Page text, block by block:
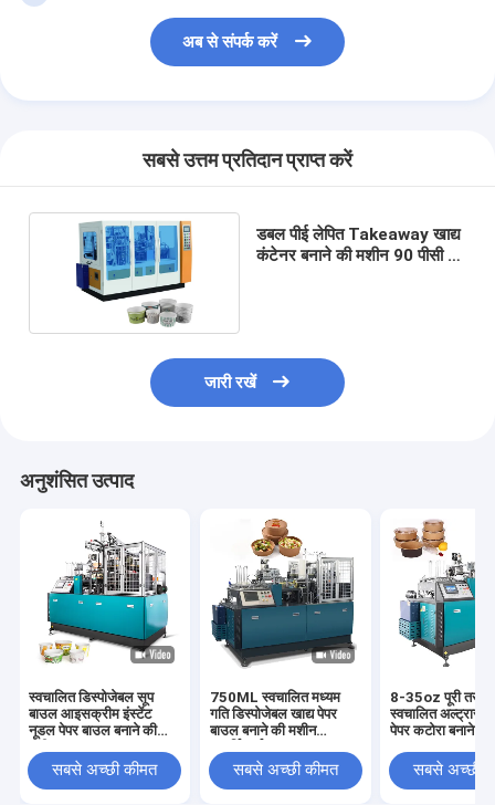
अब से संपर्क करें
सबसे उत्तम प्रतिदान प्राप्त करें
डबल पीई लेपित Takeaway खाद्य
कंटेनर बनाने की मशीन 90 पीसी /
जारी रखें
अनुशंसित उत्पाद
स्वचालित डिस्पोजेबल सूप
बाउल आइसक्रीम इंस्टेंट
नूडल पेपर बाउल बनाने की
सबसे अच्छी कीमत
750ML स्वचालित मध्यम
गति डिस्पोजेबल खाद्य पेपर
बाउल बनाने की मशीन
सबसे अच्छी कीमत
8-35oz पूरी तरह
स्वचालित
पेपर कटोरा बनाने
सबसे अच्छी